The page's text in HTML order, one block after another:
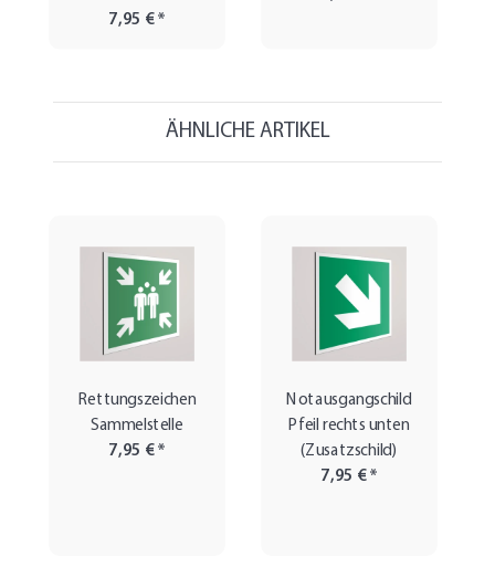
7,95 €*
ÄHNLICHE ARTIKEL
Rettungszeichen
Sammelstelle
7,95 €*
Notausgangschild
Pfeil rechts unten
(Zusatzschild)
7,95 €*